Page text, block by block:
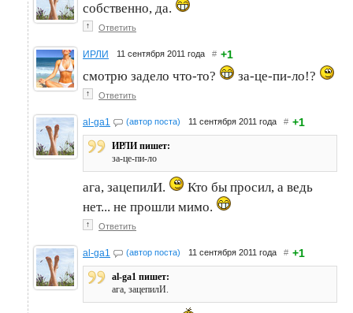
собственно, да.
↑ Ответить
ИРЛИ 11 сентября 2011 года # +1
смотрю задело что-то? за-це-пи-ло!?
↑ Ответить
al-ga1 (автор поста) 11 сентября 2011 года # +1
ИРЛИ пишет:
за-це-пи-ло
ага, зацепилИ.
Кто бы просил, а ведь
нет... не прошли мимо.
↑ Ответить
al-ga1 (автор поста) 11 сентября 2011 года # +1
al-ga1 пишет:
ага, зацепилИ.